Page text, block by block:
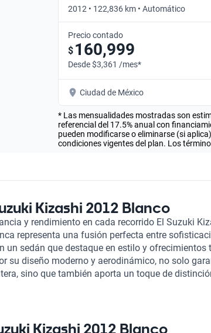
2012 • 122,836 km • Automático
Precio contado
$ 160,999
Desde $3,361 /mes*
Ciudad de México
* Las mensualidades mostradas son
referencial del 17.5% anual con
pueden modificarse o eliminarse (si
condiciones vigentes del plan. Los
Kizashi 2012 Blanco
y rendimiento en cada recorrido El Suzuki
representa una fusión perfecta entre
un sedán que destaque en estilo y ofrecimientos
su diseño moderno y aerodinámico, no solo
sino que también aporta un toque de
y una potencia máxima de 180 caballos de
garantiza que cada viaje sea amigable
Kizashi 2012 Blanco